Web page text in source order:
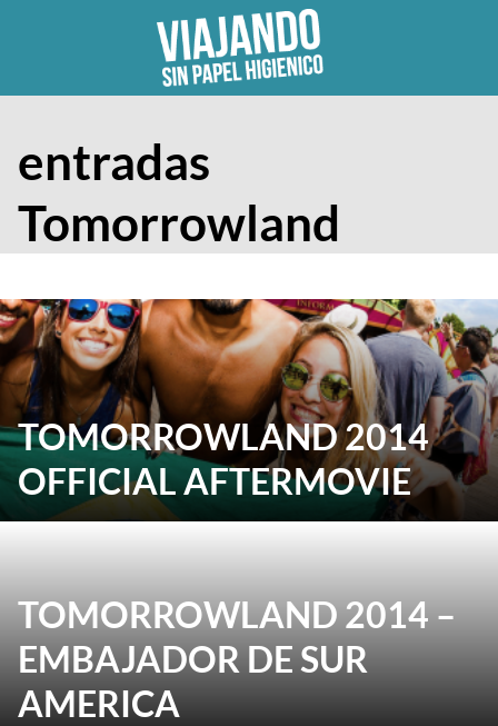
entradas
Tomorrowland
TOMORROWLAND 2014
OFFICIAL AFTERMOVIE
TOMORROWLAND 2014 –
EMBAJADOR DE SUR
AMERICA